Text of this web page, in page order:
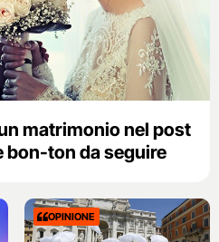
matrimonio nel post
bon-ton da seguire
OPINIONE